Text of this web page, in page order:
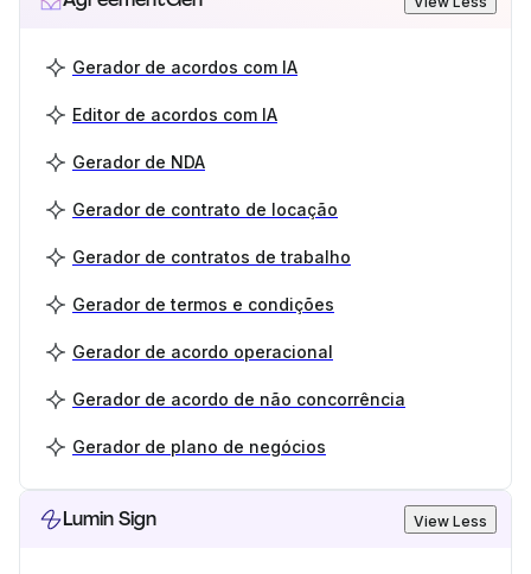
Gerador de acordos com IA
Editor de acordos com IA
Gerador de NDA
Gerador de contrato de locação
Gerador de contratos de trabalho
Gerador de termos e condições
Gerador de acordo operacional
Gerador de acordo de não concorrência
Gerador de plano de negócios
Lumin Sign View Less